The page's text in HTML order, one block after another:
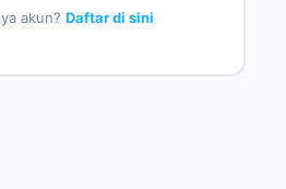
akun? Daftar di sini